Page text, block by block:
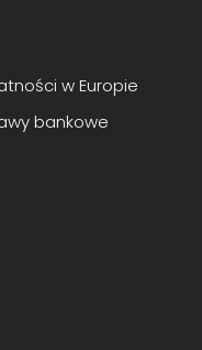
w Europie
bankowe